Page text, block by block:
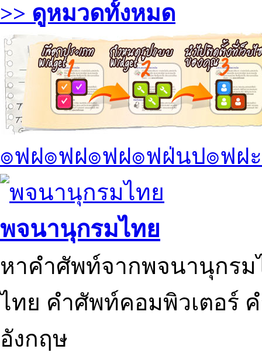
>> ดูหมวดทั้งหมด
๏ฟฝ๏ฟฝ๏ฟฝ๏ฟฝ่นป๏ฟฝ
พจนานุกรมไทย
หาคำศัพท์จากพจนานุกรม
ไทย คำศัพท์คอมพิวเตอร์
อังกฤษ